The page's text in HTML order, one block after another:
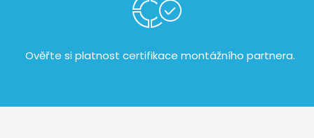
Ověřte si platnost certifikace montážního partnera.